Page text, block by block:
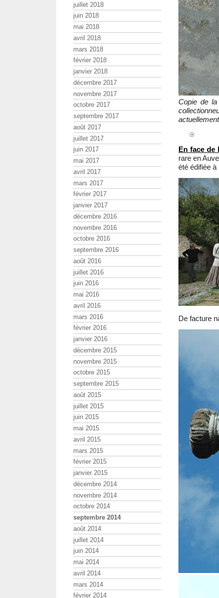
Copie de
En face de
rare en
été édifiée
De facture
juillet 2018
juin 2018
mai 2018
avril 2018
mars 2018
février 2018
janvier 2018
décembre 2017
novembre 2017
octobre 2017
septembre 2017
août 2017
juillet 2017
juin 2017
mai 2017
avril 2017
mars 2017
février 2017
janvier 2017
décembre 2016
novembre 2016
octobre 2016
septembre 2016
août 2016
juillet 2016
juin 2016
mai 2016
avril 2016
mars 2016
février 2016
janvier 2016
décembre 2015
novembre 2015
octobre 2015
septembre 2015
août 2015
juillet 2015
juin 2015
mai 2015
avril 2015
mars 2015
février 2015
janvier 2015
décembre 2014
novembre 2014
octobre 2014
septembre 2014
août 2014
juillet 2014
juin 2014
mai 2014
avril 2014
mars 2014
février 2014